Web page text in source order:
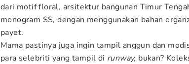
dari motif floral, arsitektur bangunan Timur
monogram SS, dengan menggunakan bahan
payet.
Mama pastinya juga ingin tampil anggun dan
para selebriti yang tampil di runway, bukan?